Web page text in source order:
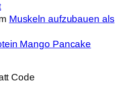
Muskeln aufzubauen als
Mango Pancake
Code